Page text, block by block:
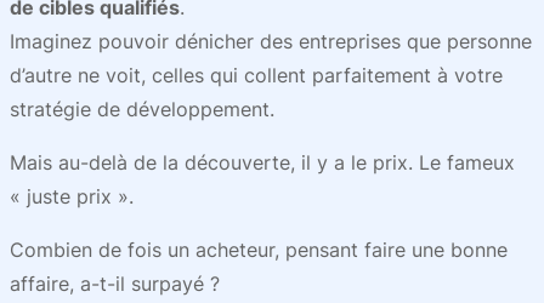
de cibles qualifiés.
Imaginez pouvoir dénicher des entreprises que personne
d’autre ne voit, celles qui collent parfaitement à votre
stratégie de développement.
Mais au-delà de la découverte, il y a le prix. Le fameux
« juste prix ».
Combien de fois un acheteur, pensant faire une bonne
affaire, a-t-il surpayé ?